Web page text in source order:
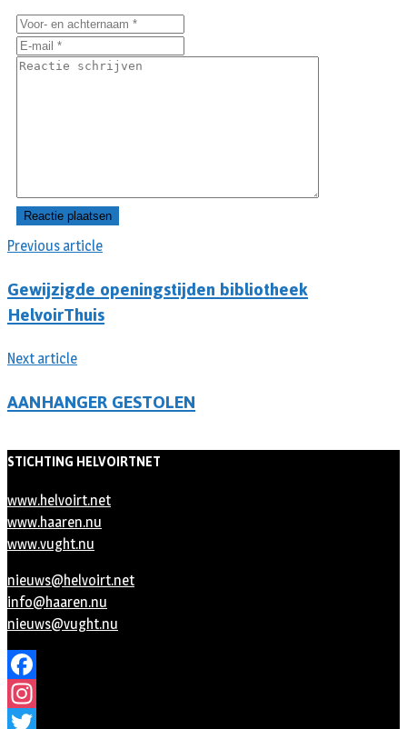
Previous article
Gewijzigde openingstijden bibliotheek
HelvoirThuis
Next article
AANHANGER GESTOLEN
STICHTING HELVOIRTNET
www.helvoirt.net
www.haaren.nu
www.vught.nu
nieuws@helvoirt.net
info@haaren.nu
nieuws@vught.nu
Facebook
Instagram